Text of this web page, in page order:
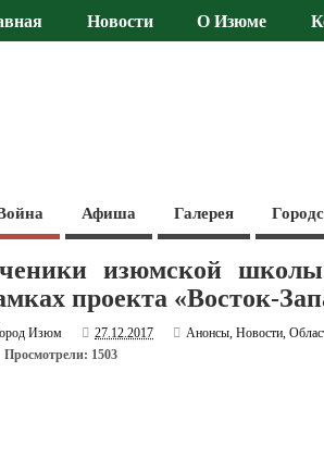
Новости О Изюме
Афиша Галерея
изюмской
проекта «Восток-
Изюм 27.12.2017 Анонсы,Новости,
Просмотрели: 1503